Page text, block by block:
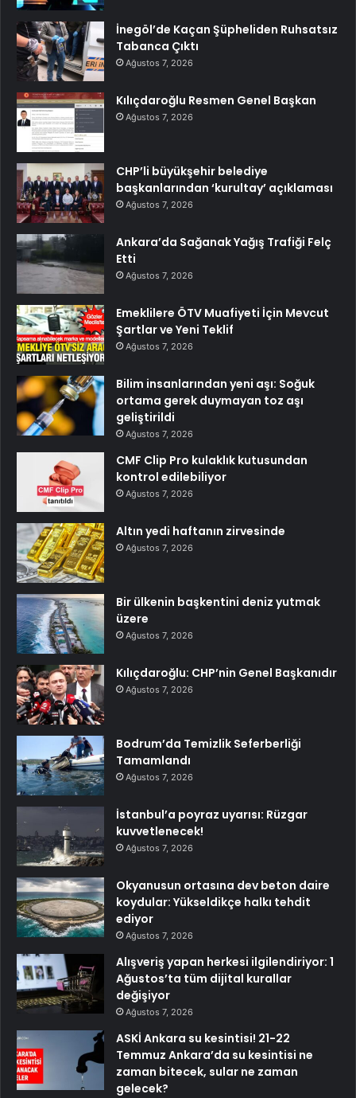
İnegöl’de Kaçan Şüpheliden Ruhsatsız
Tabanca Çıktı
Ağustos 7, 2026
Kılıçdaroğlu Resmen Genel Başkan
Ağustos 7, 2026
CHP’li büyükşehir belediye
başkanlarından ‘kurultay’ açıklaması
Ağustos 7, 2026
Ankara’da Sağanak Yağış Trafiği Felç
Etti
Ağustos 7, 2026
Emeklilere ÖTV Muafiyeti İçin Mevcut
Şartlar ve Yeni Teklif
Ağustos 7, 2026
Bilim insanlarından yeni aşı: Soğuk
ortama gerek duymayan toz aşı
geliştirildi
Ağustos 7, 2026
CMF Clip Pro kulaklık kutusundan
kontrol edilebiliyor
Ağustos 7, 2026
Altın yedi haftanın zirvesinde
Ağustos 7, 2026
Bir ülkenin başkentini deniz yutmak
üzere
Ağustos 7, 2026
Kılıçdaroğlu: CHP’nin Genel Başkanıdır
Ağustos 7, 2026
Bodrum’da Temizlik Seferberliği
Tamamlandı
Ağustos 7, 2026
İstanbul’a poyraz uyarısı: Rüzgar
kuvvetlenecek!
Ağustos 7, 2026
Okyanusun ortasına dev beton daire
koydular: Yükseldikçe halkı tehdit
ediyor
Ağustos 7, 2026
Alışveriş yapan herkesi ilgilendiriyor: 1
Ağustos’ta tüm dijital kurallar
değişiyor
Ağustos 7, 2026
ASKİ Ankara su kesintisi! 21-22
Temmuz Ankara’da su kesintisi ne
zaman bitecek, sular ne zaman
gelecek?